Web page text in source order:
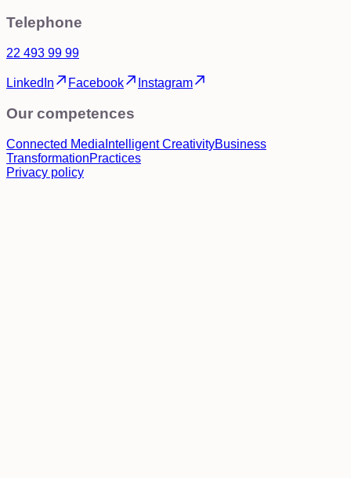
Telephone
22 493 99 99
LinkedIn Facebook Instagram
Our competences
Connected Media Intelligent CreativityBusiness
TransformationPractices
Privacy policy